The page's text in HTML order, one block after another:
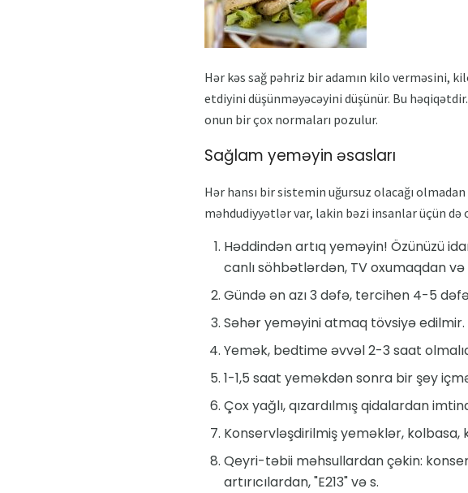
Hər kəs sağ pəhriz bir adamın kilo verməsini,
etdiyini düşünməyəcəyini düşünür. Bu
onun bir çox normaları pozulur.
Sağlam yeməyin əsasları
Hər hansı bir sistemin uğursuz olacağı
məhdudiyyətlər var, lakin bəzi insanlar üçün
Həddindən artıq yeməyin! Özünüzü
canlı söhbətlərdən, TV oxumaqdan
Gündə ən azı 3 dəfə, tercihen 4-5
Səhər yeməyini atmaq tövsiyə edilmir.
Yemək, bedtime əvvəl 2-3 saat
1-1,5 saat yeməkdən sonra bir şey
Çox yağlı, qızardılmış qidalardan
Konservləşdirilmiş yeməklər,
Qeyri-təbii məhsullardan çəkin:
artırıcılardan, "E213" və s.